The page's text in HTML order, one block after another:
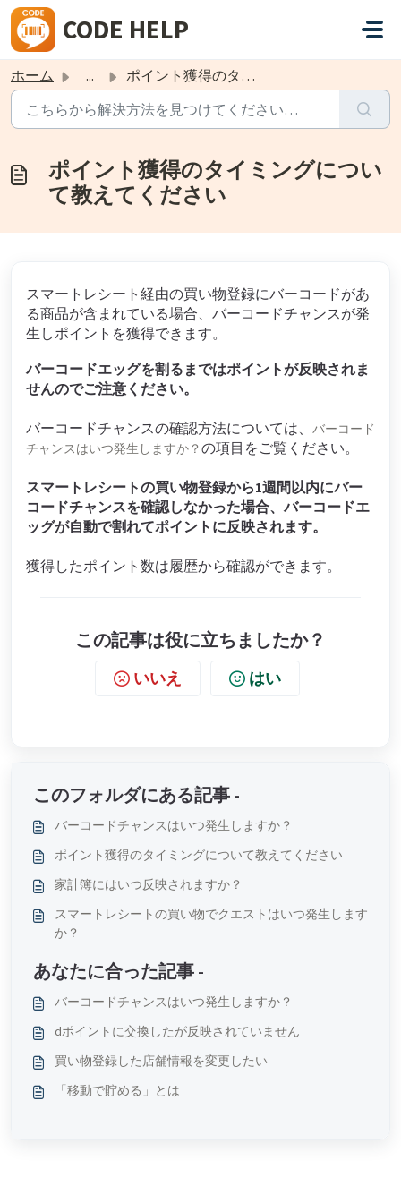
メインコンテンツに移動
CODE HELP
ホーム ... ポイント獲得のタイミングについて教えてください
ポイント獲得のタイミングについ
て教えてください
スマートレシート経由の買い物登録にバーコードがあ
る商品が含まれている場合、バーコードチャンスが発
生しポイントを獲得できます。
バーコードエッグを割るまではポイントが反映されま
せんのでご注意ください。
バーコードチャンスの確認方法については、
バーコード
チャンスはいつ発生しますか？ の項目をご覧ください。
スマートレシートの買い物登録から1週間以内にバー
コードチャンスを確認しなかった場合、バーコードエ
ッグが自動で割れてポイントに反映されます。
獲得したポイント数は履歴から確認ができます。
この記事は役に立ちましたか？
いいえ はい
このフォルダにある記事 -
バーコードチャンスはいつ発生しますか？
ポイント獲得のタイミングについて教えてください
家計簿にはいつ反映されますか？
スマートレシートの買い物でクエストはいつ発生します
か？
あなたに合った記事 -
バーコードチャンスはいつ発生しますか？
dポイントに交換したが反映されていません
買い物登録した店舗情報を変更したい
「移動で貯める」とは